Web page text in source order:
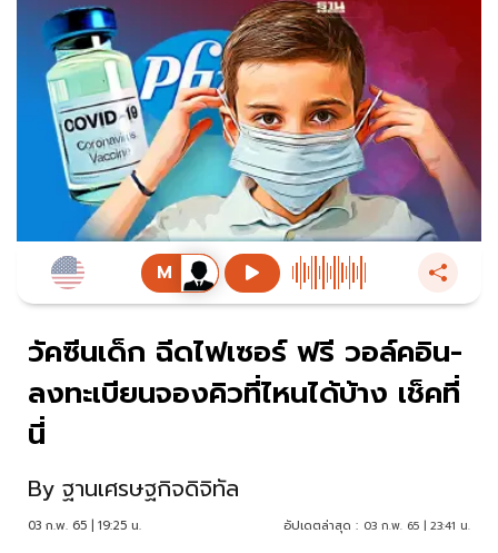
วัคซีนเด็ก ฉีดไฟเซอร์ ฟรี วอล์คอิน-
ลงทะเบียนจองคิวที่ไหนได้บ้าง เช็คที่
นี่
By ฐานเศรษฐกิจดิจิทัล
03 ก.พ. 65 | 19:25 น. อัปเดตล่าสุด : 03 ก.พ. 65 | 23:41 น.